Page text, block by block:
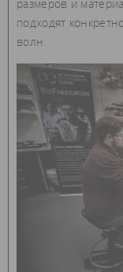
размеров и
подходят
волн.